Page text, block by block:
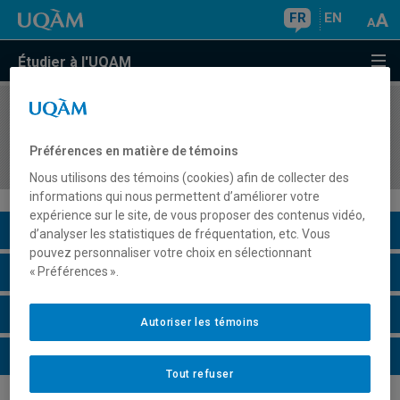
FR EN
Étudier à l'UQAM
COURS//
en hôtellerie et restauration
Description du cours
Horaire - Été 2026
Horaire - Automne 2026
Horaire - Hiver 2027
Préférences en matière de témoins
Nous utilisons des témoins (cookies) afin de collecter des
informations qui nous permettent d’améliorer votre
expérience sur le site, de vous proposer des contenus vidéo,
d’analyser les statistiques de fréquentation, etc. Vous
pouvez personnaliser votre choix en sélectionnant
« Préférences ».
Tout refuser
Autoriser les témoins